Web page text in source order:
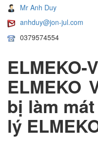
Mr Anh Duy
anhduy@jon-jul.com
0379574554
ELMEKO-
ELMEKO
bị làm
lý